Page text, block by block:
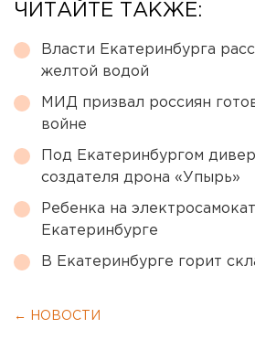
ЧИТАЙТЕ ТАКЖЕ:
Власти Екатеринбурга
желтой водой
МИД призвал россиян
войне
Под Екатеринбургом
создателя дрона «Упырь»
Ребенка на
Екатеринбурге
В Екатеринбурге горит
← НОВОСТИ